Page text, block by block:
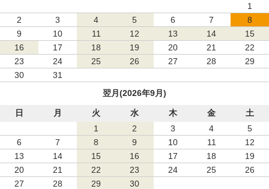
1
2
3 4 5 6 7
8
9
10 11 12 13 14
15
16
17 18 19 20 21
22
23
24 25 26 27 28
29
30
31
翌月(2026年9月)
日 月 火 水 木 金
土
1
2 3 4
5
6
7 8 9 10 11
12
13
14 15 16 17 18
19
20
21 22 23 24 25
26
27
28 29
30